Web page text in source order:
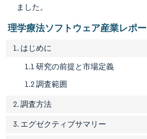
ました。
理学療法ソフトウェア産業レポ
1. はじめに
1.1 研究の前提と市場定義
1.2 調査範囲
2. 調査方法
3. エグゼクティブサマリー